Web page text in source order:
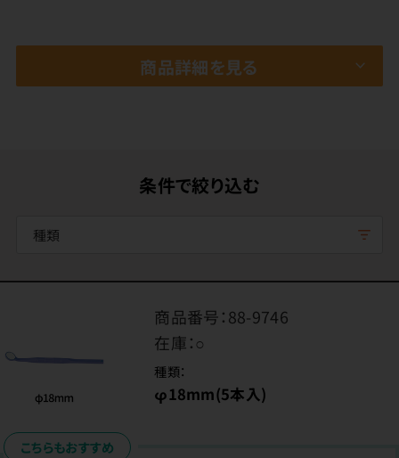
商品詳細を見る
条件で絞り込む
種類
商品番号：88-9746
在庫：○
種類：
φ18mm(5本入)
こちらもおすすめ